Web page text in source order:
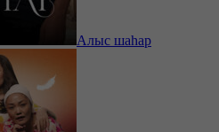
Алыс шаһар